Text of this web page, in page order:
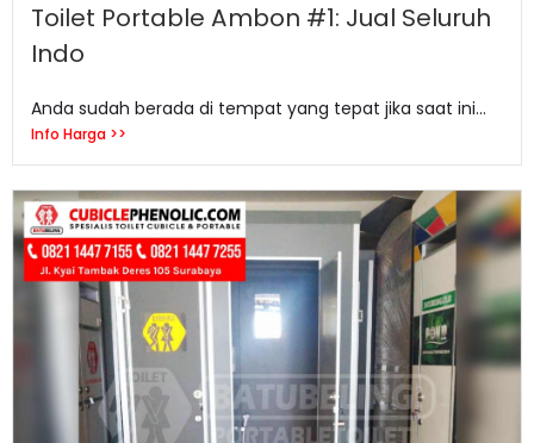
Toilet Portable Ambon #1: Jual Seluruh
Indo
Anda sudah berada di tempat yang tepat jika saat ini...
Info Harga >>